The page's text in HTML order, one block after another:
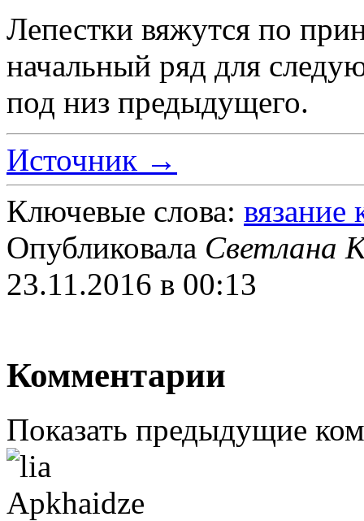
Лепестки вяжутся по
начальный ряд для
под низ предыдущего.
Источник →
Ключевые слова:
Опубликовала Светлана
23.11.2016 в 00:13
Комментарии
Показать предыдущие